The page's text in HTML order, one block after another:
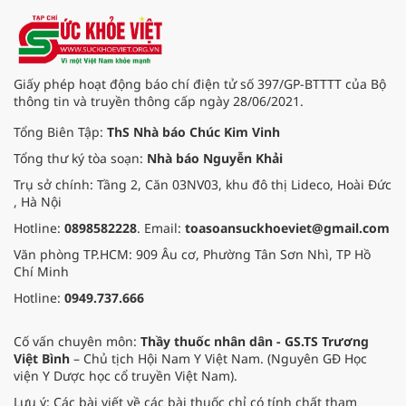
Giấy phép hoạt động báo chí điện tử số 397/GP-BTTTT của Bộ
thông tin và truyền thông cấp ngày 28/06/2021.
Tổng Biên Tập: ThS Nhà báo Chúc Kim Vinh
Tổng thư ký tòa soạn: Nhà báo Nguyễn Khải
Trụ sở chính: Tầng 2, Căn 03NV03, khu đô thị Lideco, Hoài Đức
, Hà Nội
Hotline: 0898582228. Email: toasoansuckhoeviet@gmail.com
Văn phòng TP.HCM: 909 Âu cơ, Phường Tân Sơn Nhì, TP Hồ
Chí Minh
Hotline: 0949.737.666
Cố vấn chuyên môn: Thầy thuốc nhân dân - GS.TS Trương
Việt Bình – Chủ tịch Hội Nam Y Việt Nam. (Nguyên GĐ Học
viện Y Dược học cổ truyền Việt Nam).
Lưu ý: Các bài viết về các bài thuốc chỉ có tính chất tham